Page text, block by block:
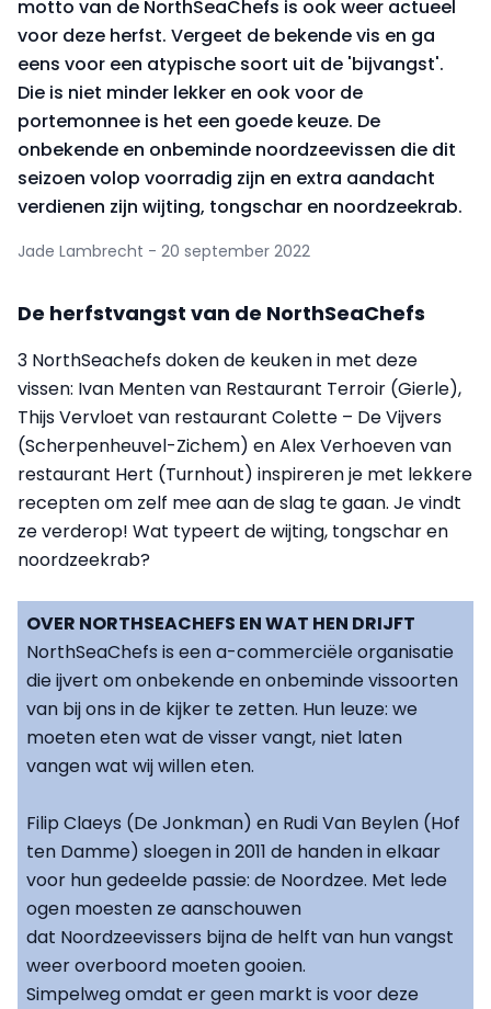
motto van de NorthSeaChefs is ook weer actueel
voor deze herfst. Vergeet de bekende vis en ga
eens voor een atypische soort uit de 'bijvangst'.
Die is niet minder lekker en ook voor de
portemonnee is het een goede keuze. De
onbekende en onbeminde noordzeevissen die dit
seizoen volop voorradig zijn en extra aandacht
verdienen zijn wijting, tongschar en noordzeekrab.
Jade Lambrecht - 20 september 2022
De herfstvangst van de NorthSeaChefs
3 NorthSeachefs doken de keuken in met deze
vissen: Ivan Menten van Restaurant Terroir (Gierle),
Thijs Vervloet van restaurant Colette – De Vijvers
(Scherpenheuvel-Zichem) en Alex Verhoeven van
restaurant Hert (Turnhout) inspireren je met lekkere
recepten om zelf mee aan de slag te gaan. Je vindt
ze verderop! Wat typeert de wijting, tongschar en
noordzeekrab?
OVER NORTHSEACHEFS EN WAT HEN DRIJFT
NorthSeaChefs is een a-commerciële organisatie
die ijvert om onbekende en onbeminde vissoorten
van bij ons in de kijker te zetten. Hun leuze: we
moeten eten wat de visser vangt, niet laten
vangen wat wij willen eten.
Filip Claeys (De Jonkman) en Rudi Van Beylen (Hof
ten Damme) sloegen in 2011 de handen in elkaar
voor hun gedeelde passie: de Noordzee. Met lede
ogen moesten ze aanschouwen
dat Noordzeevissers bijna de helft van hun vangst
weer overboord moeten gooien.
Simpelweg omdat er geen markt is voor deze